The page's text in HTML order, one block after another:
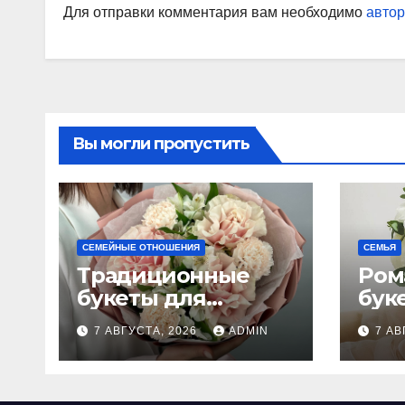
Для отправки комментария вам необходимо
Вы могли пропустить
СЕМЕЙНЫЕ ОТНОШЕНИЯ
Традиционные
букеты для
женщин
7 АВГУСТА, 2026 ADMIN
СЕМЬЯ
7